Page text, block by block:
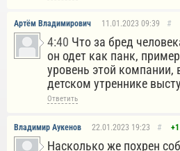
Артём Владимирович 11.01.2023 09:39 #
4:40 Что за бред
он одет как панк,
уровень этой компании,
детском утреннике
Ответить
Владимир Аукенов 22.01.2023 19:23 # +1
Насколько же похрен